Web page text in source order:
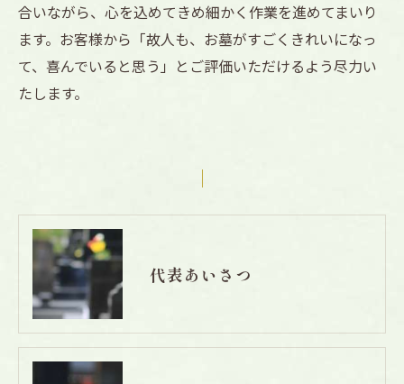
合いながら、心を込めてきめ細かく作業を進めてまいり
ます。お客様から「故人も、お墓がすごくきれいになっ
て、喜んでいると思う」とご評価いただけるよう尽力い
たします。
代表あいさつ